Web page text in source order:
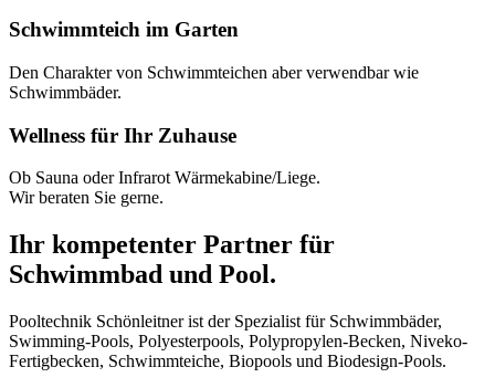
Schwimmteich im Garten
Den Charakter von Schwimmteichen aber verwendbar wie
Schwimmbäder.
Wellness für Ihr Zuhause
Ob Sauna oder Infrarot Wärmekabine/Liege.
Wir beraten Sie gerne.
Ihr kompetenter Partner für
Schwimmbad und Pool.
Pooltechnik Schönleitner ist der Spezialist für Schwimmbäder,
Swimming-Pools, Polyesterpools, Polypropylen-Becken, Niveko-
Fertigbecken, Schwimmteiche, Biopools und Biodesign-Pools.